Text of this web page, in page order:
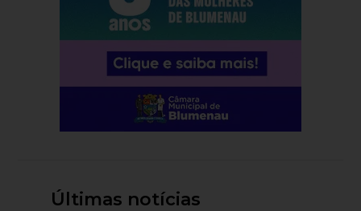
Últimas notícias